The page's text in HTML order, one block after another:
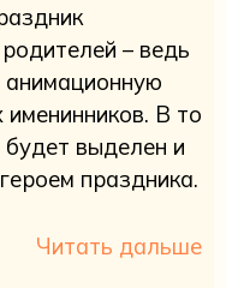
– ведь
анимационную
именинников. В то
выделен и
праздника.
Читать дальше